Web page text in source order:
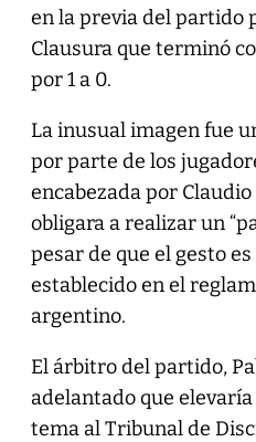
en la previa del partido
Clausura que terminó
por 1 a 0.
La inusual imagen fue
por parte de los
encabezada por Claudio
obligara a realizar un
pesar de que el gesto
establecido en el
argentino.
El árbitro del partido,
adelantado que
tema al Tribunal de